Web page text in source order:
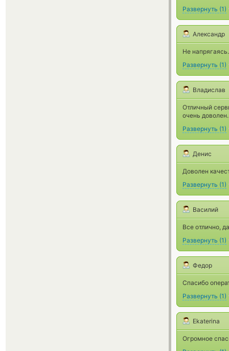
Развернуть (1)
Александр
Не
Развернуть (1)
Владислав
Отличный
очень доволен.
Развернуть (1)
Денис
Доволен
Развернуть (1)
Василий
Все отлично,
Развернуть (1)
Федор
Спасибо
Развернуть (1)
Ekaterina
Огромное